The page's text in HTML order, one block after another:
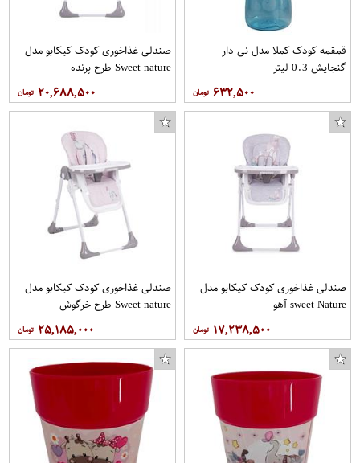
قمقمه کودک کملا مدل نی دار
گنجایش 0.3 لیتر
۶۳۲,۵۰۰
صندلی غذاخوری کودک کیکابو مدل
Sweet nature طرح پرنده
۲۰,۶۸۸,۵۰۰
صندلی غذاخوری کودک کیکابو مدل
sweet Nature آهو
۱۷,۲۳۸,۵۰۰
صندلی غذاخوری کودک کیکابو مدل
Sweet nature طرح خرگوش
۲۵,۱۸۵,۰۰۰